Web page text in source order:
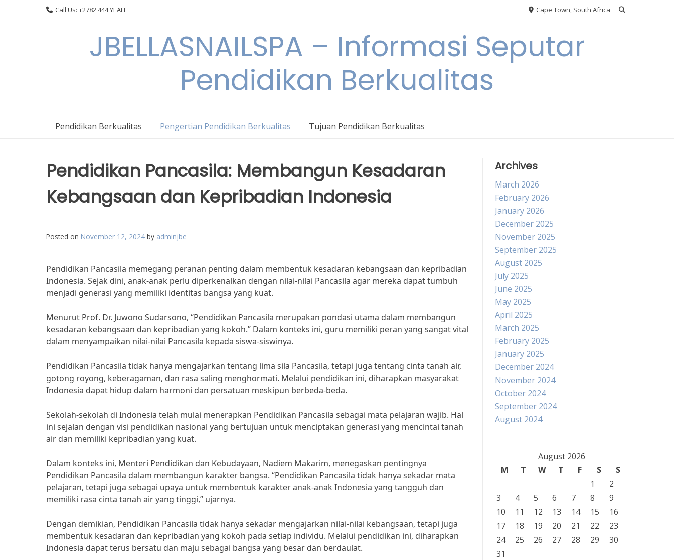
Call Us: +2782 444 YEAH Cape Town, South Africa
JBELLASNAILSPA – Informasi Seputar
Pendidikan Berkualitas
Pendidikan Berkualitas Pengertian Pendidikan Berkualitas Tujuan Pendidikan Berkualitas
Pendidikan Pancasila: Membangun Kesadaran
Kebangsaan dan Kepribadian Indonesia
Posted on November 12, 2024 by adminjbe
Pendidikan Pancasila memegang peranan penting dalam membentuk kesadaran kebangsaan dan kepribadian
Indonesia. Sejak dini, anak-anak perlu diperkenalkan dengan nilai-nilai Pancasila agar mereka dapat tumbuh
menjadi generasi yang memiliki identitas bangsa yang kuat.
Menurut Prof. Dr. Juwono Sudarsono, “Pendidikan Pancasila merupakan pondasi utama dalam membangun
kesadaran kebangsaan dan kepribadian yang kokoh.” Dalam konteks ini, guru memiliki peran yang sangat vital
dalam menyampaikan nilai-nilai Pancasila kepada siswa-siswinya.
Pendidikan Pancasila tidak hanya mengajarkan tentang lima sila Pancasila, tetapi juga tentang cinta tanah air,
gotong royong, keberagaman, dan rasa saling menghormati. Melalui pendidikan ini, diharapkan masyarakat
Indonesia dapat hidup dalam harmoni dan persatuan meskipun berbeda-beda.
Sekolah-sekolah di Indonesia telah mulai menerapkan Pendidikan Pancasila sebagai mata pelajaran wajib. Hal
ini sejalan dengan visi pendidikan nasional yang bertujuan untuk menciptakan generasi yang mencintai tanah
air dan memiliki kepribadian yang kuat.
Dalam konteks ini, Menteri Pendidikan dan Kebudayaan, Nadiem Makarim, menegaskan pentingnya
Pendidikan Pancasila dalam membangun karakter bangsa. “Pendidikan Pancasila tidak hanya sekadar mata
pelajaran, tetapi juga sebagai upaya untuk membentuk karakter anak-anak Indonesia yang tangguh dan
memiliki rasa cinta tanah air yang tinggi,” ujarnya.
Dengan demikian, Pendidikan Pancasila tidak hanya sekadar mengajarkan nilai-nilai kebangsaan, tetapi juga
membentuk kesadaran dan kepribadian yang kokoh pada setiap individu. Melalui pendidikan ini, diharapkan
Indonesia dapat terus bersatu dan maju sebagai bangsa yang besar dan berdaulat.
Archives
March 2026
February 2026
January 2026
December 2025
November 2025
September 2025
August 2025
July 2025
June 2025
May 2025
April 2025
March 2025
February 2025
January 2025
December 2024
November 2024
October 2024
September 2024
August 2024
August 2026
M
T W T F S
S
1
2
3
4 5 6 7 8
9
10
11 12 13 14 15
16
17
18 19 20 21 22
23
24
25 26 27 28 29
30
31